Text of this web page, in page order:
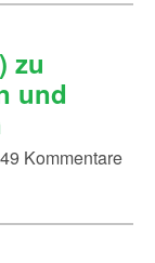
zu
und
Kommentare